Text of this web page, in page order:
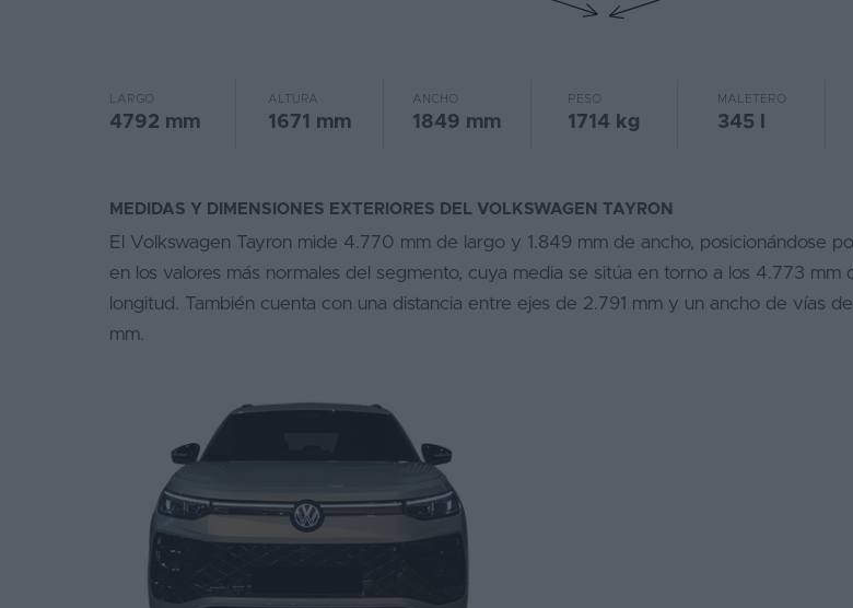
LARGO
4792 mm
ALTURA
1671 mm
ANCHO
1849 mm
PESO
1714 kg
MALETERO
345 l
MEDIDAS Y DIMENSIONES EXTERIORES DEL VOLKSWAGEN TAYRON
El Volkswagen Tayron mide 4.770 mm de largo y 1.849 mm de ancho, posicionándose
en los valores más normales del segmento, cuya media se sitúa en torno a los 4.773 mm
longitud. También cuenta con una distancia entre ejes de 2.791 mm y un ancho de vías
mm.